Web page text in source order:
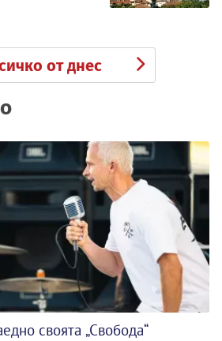
от днес
своята „Свобода“